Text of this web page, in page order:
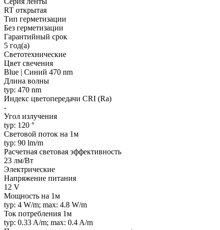
RT открытая
Тип герметизации
Без герметизации
Гарантийный срок
5 год(а)
Светотехнические
Цвет свечения
Blue | Синий 470 nm
Длина волны
typ: 470 nm
Индекс цветопередачи CRI (Ra)
-
Угол излучения
typ: 120 °
Световой поток на 1м
typ: 90 lm/m
Расчетная световая эффективность
23 лм/Вт
Электрические
Напряжение питания
12 V
Мощность на 1м
typ: 4 W/m; max: 4.8 W/m
Ток потребления 1м
typ: 0.33 A/m; max: 0.4 A/m